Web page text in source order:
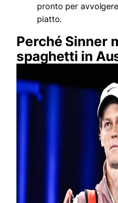
pronto per
piatto.
Perché Sinner
spaghetti in